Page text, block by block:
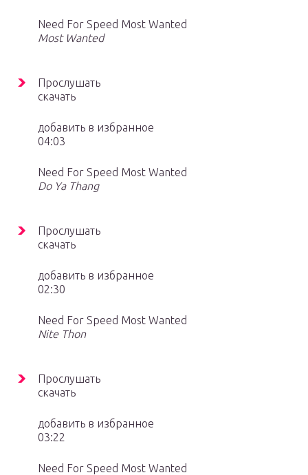
Need For Speed Most Wanted
Most Wanted
Прослушать
скачать
добавить в избранное
04:03
Need For Speed Most Wanted
Do Ya Thang
Прослушать
скачать
добавить в избранное
02:30
Need For Speed Most Wanted
Nite Thon
Прослушать
скачать
добавить в избранное
03:22
Need For Speed Most Wanted